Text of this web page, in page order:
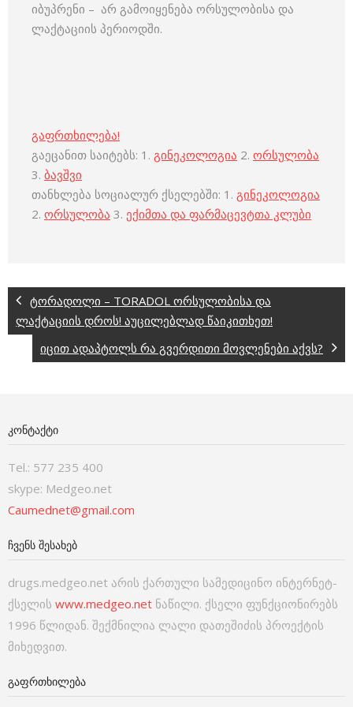
იბუპრენი – არ გამოიყენება ორსულობისა და
ლაქტაციის პერიოდში.
გაფრთხილება!
გაეცანით საიტებს: 1. გინეკოლოგია 2. ორსულობა
3. ბავშვი
თანხლება სოციალურ ქსელებში: 1. გინეკოლოგია
2. ორსულობა 3. ექიმთა და ფარმაცევტთა კლუბი
ტორადოლი – TORADOL ორსულობისა და
ლაქტაციის დროს! აუცილებლად წაიკითხეთ!
იცით ადაპტოლს რა გვერდითი მოვლენები აქვს?
ᲙᲝᲜᲢᲐᲥᲢᲘ
Tel.: 577 235 400
skype: Medgeo.net
Caumednet@gmail.com
ᲩᲕᲔᲜᲡ ᲨᲔᲡᲐᲮᲔᲑ
drugs.medgeo.net არის ქართული სამედიცინო ინტერნეტ-
ქსელის www.medgeo.net ნაწილი. ქსელი ფუნქციონირებს
1996 წლიდან. შექმნილია ლალი დათეშიძის პროექტის
მიხედვით.
ᲒᲐᲤᲠᲗᲮᲘᲚᲔᲑᲐ